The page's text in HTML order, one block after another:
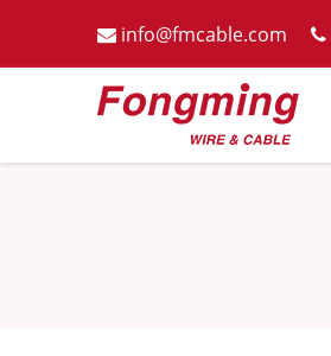
 info@fmcable.com 